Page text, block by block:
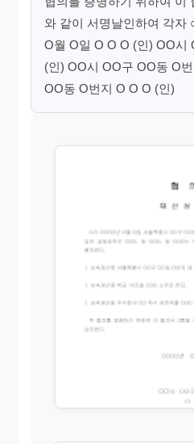
와 같이 서명날인하여 각자
O월 O일 O O O (인) OO시
(인) OO시 OO구 OO동 O
OO동 O번지 O O O (인)